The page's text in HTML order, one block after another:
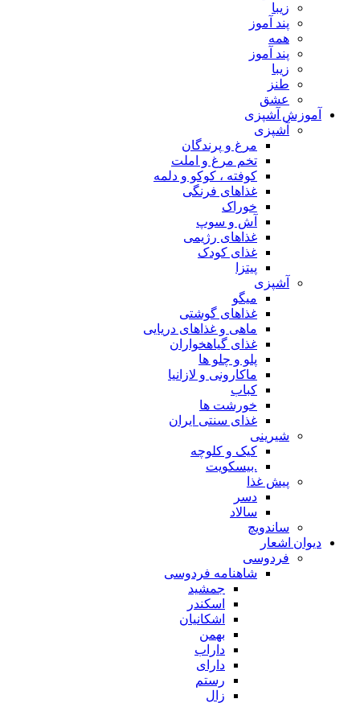
زیبا
پند آموز
همه
پند آموز
زیبا
طنز
عشق
آموزش آشپزی
آشپزی
مرغ و پرندگان
تخم مرغ و املت
کوفته ، کوکو و دلمه
غذاهای فرنگی
خوراک
آش و سوپ
غذاهای رژیمی
غذای کودک
پیتزا
آشپزی
میگو
غذاهای گوشتی
ماهی و غذاهای دریایی
غذای گیاهخواران
پلو و چلو ها
ماکارونی و لازانیا
کباب
خورشت ها
غذای سنتی ایران
شیرینی
کیک و کلوچه
.بیسکویت
پیش غذا
دسر
سالاد
ساندویچ
دیوان اشعار
فردوسی
شاهنامه فردوسی
جمشید
اسکندر
اشکانیان
بهمن
داراب
دارای
رستم
زال